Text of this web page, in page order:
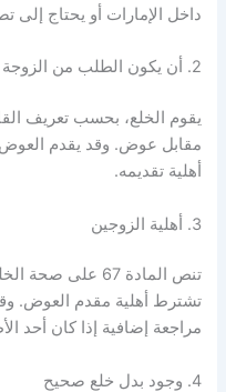
داخل الإمارات أو يحتاج إلى
2. أن يكون الطلب من الزوجة
يقوم الخلع، بحسب تعريف
مقابل عوض. وقد يقدم
أهلية تقديمه.
3. أهلية الزوجين
تنص المادة 67
تشترط أهلية مقدم العوض.
مراجعة إضافية إذا كان أحد
4. وجود بدل خلع صحيح